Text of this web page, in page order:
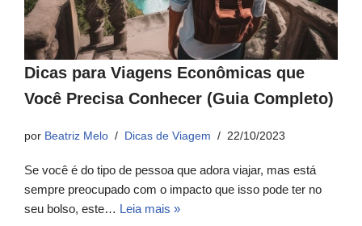
Dicas para Viagens Econômicas que
Você Precisa Conhecer (Guia Completo)
por Beatriz Melo Dicas de Viagem 22/10/2023
Se você é do tipo de pessoa que adora viajar, mas está
sempre preocupado com o impacto que isso pode ter no
seu bolso, este… Leia mais »